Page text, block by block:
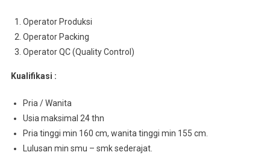
Operator Produksi
Operator Packing
Operator QC (Quality Control)
Kualifikasi :
Pria / Wanita
Usia maksimal 24 thn
Pria tinggi min 160 cm, wanita tinggi min 155 cm.
Lulusan min smu – smk sederajat.